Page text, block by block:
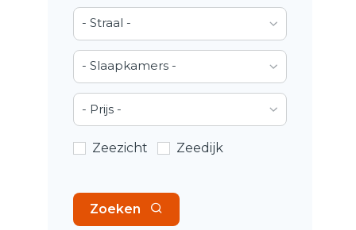
- Straal -
- Slaapkamers -
- Prijs -
Zeezicht Zeedijk
Zoeken